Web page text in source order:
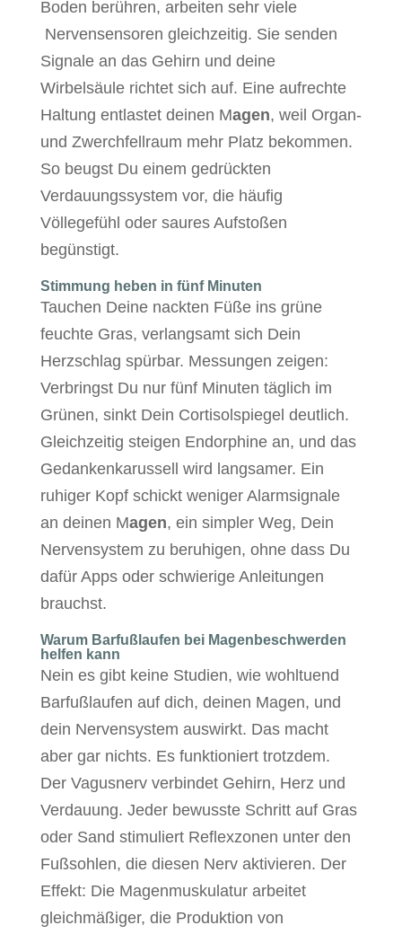
Boden berühren, arbeiten sehr viele
Nervensensoren gleichzeitig. Sie senden
Signale an das Gehirn und deine
Wirbelsäule richtet sich auf. Eine aufrechte
Haltung entlastet deinen Magen, weil Organ-
und Zwerchfellraum mehr Platz bekommen.
So beugst Du einem gedrückten
Verdauungssystem vor, die häufig
Völlegefühl oder saures Aufstoßen
begünstigt.
Stimmung heben in fünf Minuten
Tauchen Deine nackten Füße ins grüne
feuchte Gras, verlangsamt sich Dein
Herzschlag spürbar. Messungen zeigen:
Verbringst Du nur fünf Minuten täglich im
Grünen, sinkt Dein Cortisolspiegel deutlich.
Gleichzeitig steigen Endorphine an, und das
Gedankenkarussell wird langsamer. Ein
ruhiger Kopf schickt weniger Alarmsignale
an deinen Magen, ein simpler Weg, Dein
Nervensystem zu beruhigen, ohne dass Du
dafür Apps oder schwierige Anleitungen
brauchst.
Warum Barfußlaufen bei Magenbeschwerden
helfen kann
Nein es gibt keine Studien, wie wohltuend
Barfußlaufen auf dich, deinen Magen, und
dein Nervensystem auswirkt. Das macht
aber gar nichts. Es funktioniert trotzdem.
Der Vagusnerv verbindet Gehirn, Herz und
Verdauung. Jeder bewusste Schritt auf Gras
oder Sand stimuliert Reflexzonen unter den
Fußsohlen, die diesen Nerv aktivieren. Der
Effekt: Die Magenmuskulatur arbeitet
gleichmäßiger, die Produktion von